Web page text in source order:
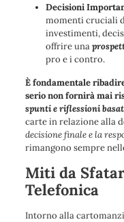
Decisioni
momenti cruciali
investimenti,
offrire una
pro e i contro.
È fondamentale
serio non fornirà mai
spunti e riflessioni
carte in relazione alla
decisione finale e la
rimangono sempre
Miti da
Telefonica
Intorno alla